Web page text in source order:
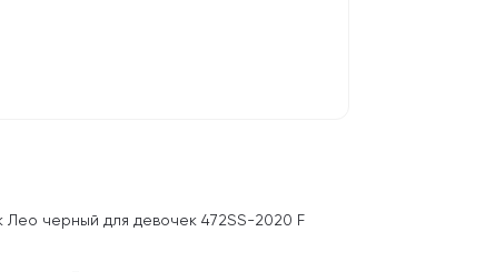
Лео черный для девочек 472SS-2020 F